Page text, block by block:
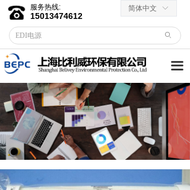
끀
首页
关于我们
客户服务
→ 合作伙伴
→资料下载
产品中心
→ EDI膜堆
服务热线:
15013474612
ꄙ
ꀅ
简体中文